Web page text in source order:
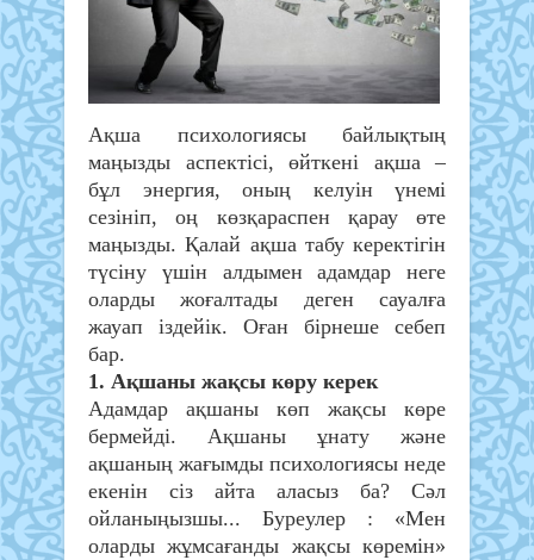
Ақша психологиясы байлықтың
маңызды аспектісі, өйткені ақша –
бұл энергия, оның келуін үнемі
сезініп, оң көзқараспен қарау өте
маңызды. Қалай ақша табу керектігін
түсіну үшін алдымен адамдар неге
оларды жоғалтады деген сауалға
жауап іздейік. Оған бірнеше себеп
бар.
1. Ақшаны жақсы көру керек
Адамдар ақшаны көп жақсы көре
бермейді. Ақшаны ұнату және
ақшаның жағымды психологиясы неде
екенін сіз айта аласыз ба? Сәл
ойланыңызшы... Буреулер : «Мен
оларды жұмсағанды жақсы көремін»